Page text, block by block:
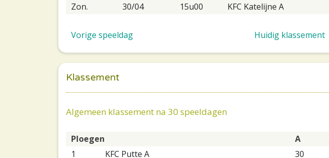
Zon.
30/04 15u00 KFC Katelijne A
Vorige speeldag Huidig klassement
Klassement
Algemeen klassement na 30 speeldagen
Ploegen A
1
KFC Putte A 30